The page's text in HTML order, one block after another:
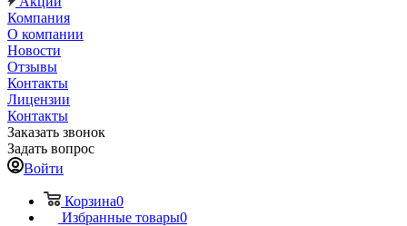
Компания
О компании
Новости
Отзывы
Контакты
Лицензии
Контакты
Заказать звонок
Задать вопрос
Войти
Корзина0
Избранные товары0